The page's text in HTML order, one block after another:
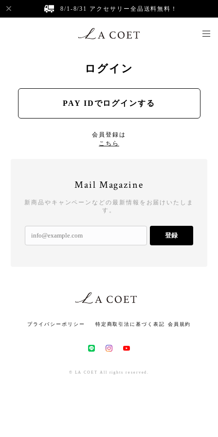
8/1-8/31 アクセサリー全品送料無料！
ログイン
PAY IDでログインする
会員登録は
こちら
Mail Magazine
新商品やキャンペーンなどの最新情報をお届けいたしま
す。
登録
プライバシーポリシー 特定商取引法に基づく表記 会員規約
© LA COET All rights reserved.